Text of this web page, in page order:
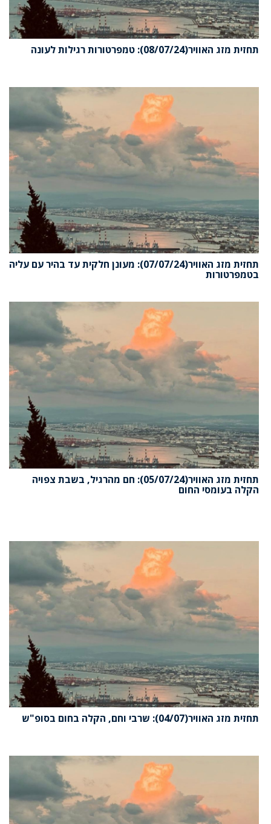
תחזית מזג האוויר(08/07/24): טמפרטורות רגילות לעונה
תחזית מזג האוויר(07/07/24): מעונן חלקית עד בהיר עם עליה
בטמפרטורות
תחזית מזג האוויר(05/07/24): חם מהרגיל, בשבת צפויה
הקלה בעומסי החום
תחזית מזג האוויר(04/07): שרבי וחם, הקלה בחום בסופ"ש